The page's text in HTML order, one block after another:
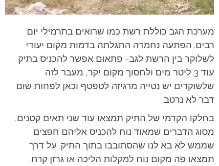
מערכת הגב כוללת רשת כמו שרואים בתרמילי יום
רבים. הפתעה נחמדה התגלתה בדמות מקום יעודי
לשלוקר בין הרשת לגב- פתאום אפשר להכניס בתיק
עוד 3 ליטר מים ולחסוך מקום יקר, מעבר לזה
שלשוקרים יש נטייה מרגיזה לטפטף וכאן לפחות שום
דבר לא נרטב.
בחלקו הקדמי של התיק תמצאו עוד שני תאים קטנים,
מסוג הדברים שמאוד נוח להכניס אליהם חפצים
שממש לא בא לנו שהסתובבו בתוך התיק. על דרך
תמצאו פה מקום נוח למקלות הליכה או גרזן קרח,